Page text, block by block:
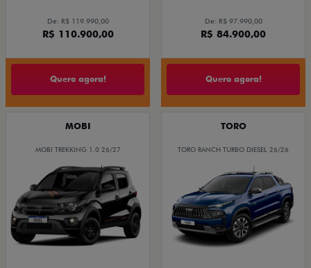
De: R$ 119.990,00
R$ 110.900,00
Quero agora!
De: R$ 97.990,00
R$ 84.900,00
Quero agora!
MOBI
MOBI TREKKING 1.0 26/27
TORO
TORO RANCH TURBO DIESEL 26/26